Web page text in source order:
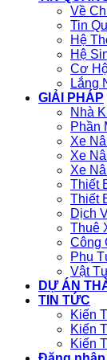
Về
Tin
Hệ
Hệ
Cơ
Lắng
GIẢI PHÁP
Nhà
Phần
Xe
Xe
Xe
Thiết
Thiết
Dịch
Thuê
Công
Phụ
Vật
DỰ ÁN
TIN TỨC
Kiến
Kiến
Kiến